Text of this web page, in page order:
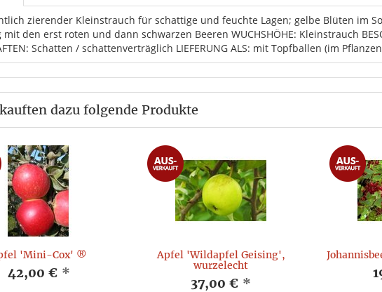
zierender Kleinstrauch für schattige und feuchte Lagen; gelbe Blüten im
den erst roten und dann schwarzen Beeren WUCHSHÖHE: Kleinstrauch
Schatten / schattenverträglich LIEFERUNG ALS: mit Topfballen (im
dazu folgende Produkte
'Mini-Cox' ®
42,00 € *
Apfel 'Wildapfel Geising',
wurzelecht
37,00 € *